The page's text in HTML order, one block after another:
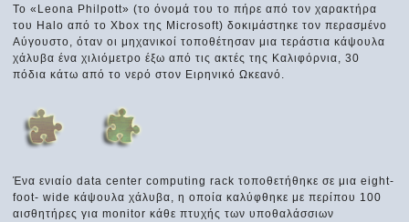
Το «Leona Philpott» (το όνομά του το πήρε από τον χαρακτήρα
του Halo από το Xbox της Microsoft) δοκιμάστηκε τον περασμένο
Αύγουστο, όταν οι μηχανικοί τοποθέτησαν μια τεράστια κάψουλα
χάλυβα ένα χιλιόμετρο έξω από τις ακτές της Καλιφόρνια, 30
πόδια κάτω από το νερό στον Ειρηνικό Ωκεανό.
Ένα ενιαίο data center computing rack τοποθετήθηκε σε μια eight-
foot- wide κάψουλα χάλυβα, η οποία καλύφθηκε με περίπου 100
αισθητήρες για monitor κάθε πτυχής των υποθαλάσσιων